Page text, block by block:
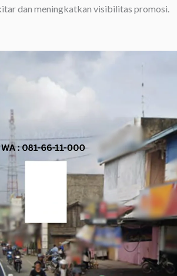
dan meningkatkan visibilitas promosi.